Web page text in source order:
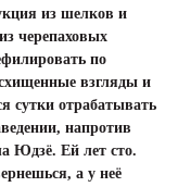
из шелков и
черепаховых
по
взгляды и
сутки отрабатывать
напротив
Юдзё. Ей лет сто.
а у неё